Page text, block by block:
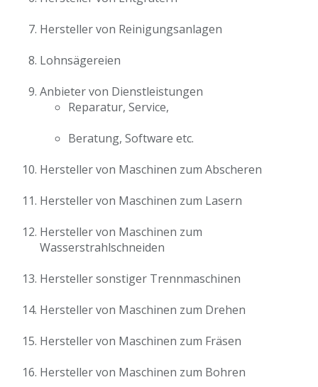
Hersteller von Reinigungsanlagen
Lohnsägereien
Anbieter von Dienstleistungen
Reparatur, Service,
Beratung, Software etc.
Hersteller von Maschinen zum Abscheren
Hersteller von Maschinen zum Lasern
Hersteller von Maschinen zum
Wasserstrahlschneiden
Hersteller sonstiger Trennmaschinen
Hersteller von Maschinen zum Drehen
Hersteller von Maschinen zum Fräsen
Hersteller von Maschinen zum Bohren